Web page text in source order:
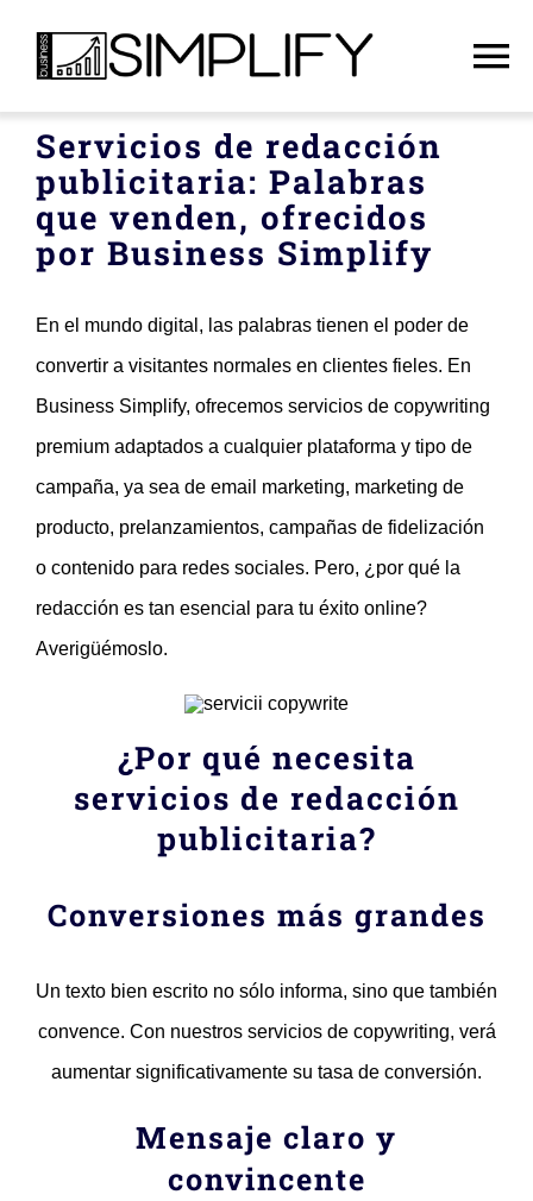
Inicio
Servicios
Español
Póngase en contacto con
Servicios de redacción
publicitaria: Palabras
que venden, ofrecidos
por Business Simplify
En el mundo digital, las palabras tienen el poder de
convertir a visitantes normales en clientes fieles. En
Business Simplify, ofrecemos servicios de copywriting
premium adaptados a cualquier plataforma y tipo de
campaña, ya sea de email marketing, marketing de
producto, prelanzamientos, campañas de fidelización
o contenido para redes sociales. Pero, ¿por qué la
redacción es tan esencial para tu éxito online?
Averigüémoslo.
¿Por qué necesita
servicios de redacción
publicitaria?
Conversiones más grandes
Un texto bien escrito no sólo informa, sino que también
convence. Con nuestros servicios de copywriting, verá
aumentar significativamente su tasa de conversión.
Mensaje claro y
convincente